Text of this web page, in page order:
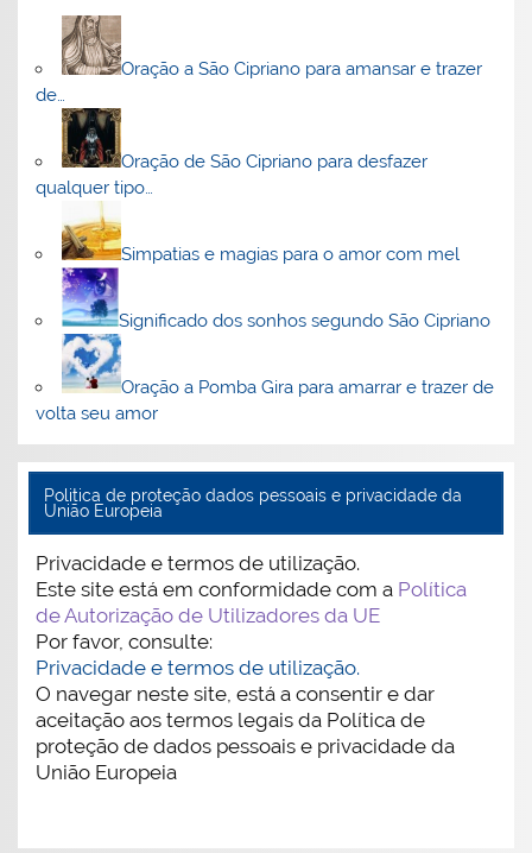
Oração a São Cipriano para amansar e trazer
de…
Oração de São Cipriano para desfazer
qualquer tipo…
Simpatias e magias para o amor com mel
Significado dos sonhos segundo São Cipriano
Oração a Pomba Gira para amarrar e trazer de
volta seu amor
Politica de proteção dados pessoais e privacidade da
União Europeia
Privacidade e termos de utilização.
Este site está em conformidade com a Política
de Autorização de Utilizadores da UE
Por favor, consulte:
Privacidade e termos de utilização.
O navegar neste site, está a consentir e dar
aceitação aos termos legais da Política de
proteção de dados pessoais e privacidade da
União Europeia